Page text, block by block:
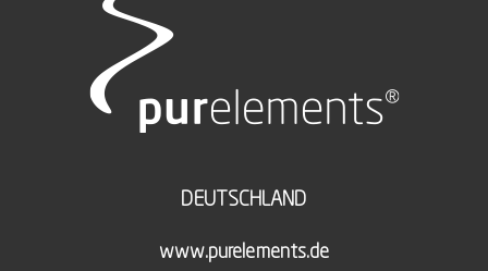
DEUTSCHLAND
www.purelements.de